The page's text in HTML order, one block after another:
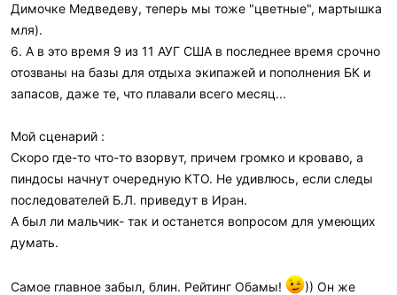
Димочке Медведеву, теперь мы тоже "цветные", мартышка
мля).
6. А в это время 9 из 11 АУГ США в последнее время срочно
отозваны на базы для отдыха экипажей и пополнения БК и
запасов, даже те, что плавали всего месяц...
Мой сценарий :
Скоро где-то что-то взорвут, причем громко и кроваво, а
пиндосы начнут очередную КТО. Не удивлюсь, если следы
последователей Б.Л. приведут в Иран.
А был ли мальчик- так и останется вопросом для умеющих
думать.
Самое главное забыл, блин. Рейтинг Обамы!
)) Он же